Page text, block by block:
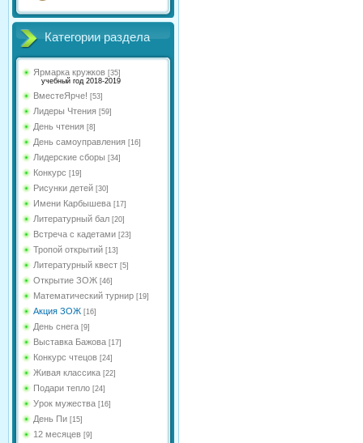
Категории раздела
Ярмарка кружков [35]
учебный год 2018-2019
ВместеЯрче! [53]
Лидеры Чтения [59]
День чтения [8]
День самоуправления [16]
Лидерские сборы [34]
Конкурс [19]
Рисунки детей [30]
Имени Карбышева [17]
Литературный бал [20]
Встреча с кадетами [23]
Тропой открытий [13]
Литературный квест [5]
Открытие ЗОЖ [46]
Математический турнир [19]
Акция ЗОЖ [16]
День снега [9]
Выставка Бажова [17]
Конкурс чтецов [24]
Живая классика [22]
Подари тепло [24]
Урок мужества [16]
День Пи [15]
12 месяцев [9]